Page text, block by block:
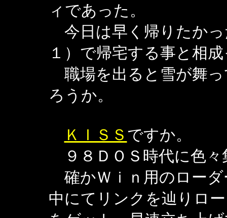
ィであった。
今日は早く帰りたか
１）で帰宅する事と相
職場を出ると雪が舞
ろうか。
ＫＩＳＳ ですか。
９８ＤＯＳ時代に色々
確かＷｉｎ用のロー
中にてリンクを辿りロ